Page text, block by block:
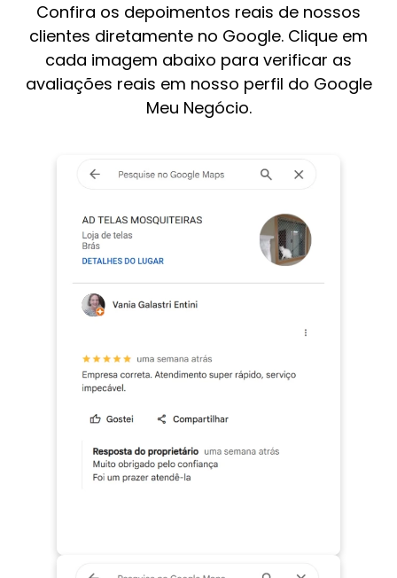
Confira os depoimentos reais de nossos
clientes diretamente no Google. Clique em
cada imagem abaixo para verificar as
avaliações reais em nosso perfil do Google
Meu Negócio.